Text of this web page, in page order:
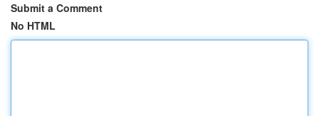
Submit a Comment
No HTML